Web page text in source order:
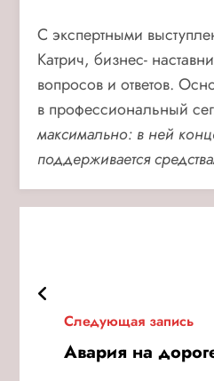
С экспертными
Катрич, бизнес-
вопросов и ответов.
в профессиональный
максимально: в ней
поддерживается
Следующая запись
Авария на